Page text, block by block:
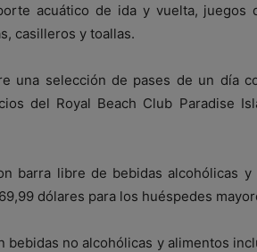
acuático de ida y vuelta, juegos
casilleros y toallas.
una selección de pases de un día
del Royal Beach Club Paradise
barra libre de bebidas alcohólicas
dólares para los huéspedes
bebidas no alcohólicas y alimentos